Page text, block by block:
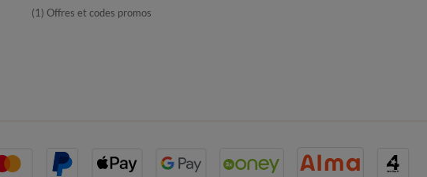
(1) Offres et codes promos